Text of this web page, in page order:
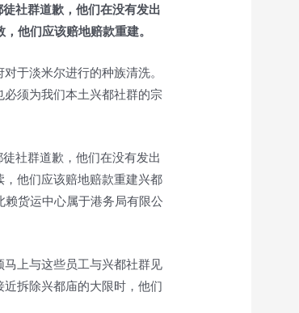
社群道歉，他们在没有发出
他们应该赔地赔款重建。
于淡米尔进行的种族清洗。
须为我们本土兴都社群的宗
社群道歉，他们在没有发出
他们应该赔地赔款重建兴都
货运中心属于港务局有限公
上与这些员工与兴都社群见
拆除兴都庙的大限时，他们